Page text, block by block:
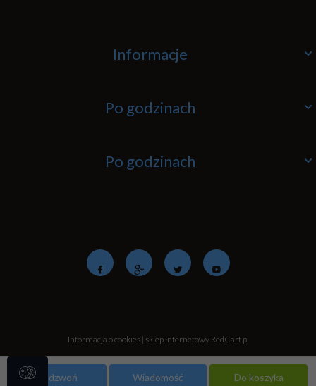
Zadzwoń Wiadomość Do koszyka
Informacje
Po godzinach
Po godzinach
Informacja o cookies| sklep internetowyRedCart.pl